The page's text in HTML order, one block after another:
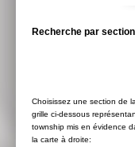
Recherche par
Choisissez une section de la
grille ci-dessous
township mis en évidence
la carte à droite: